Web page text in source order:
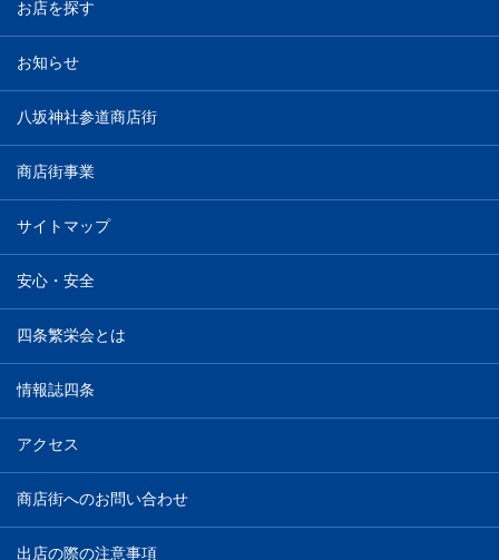
お店を探す
お知らせ
八坂神社参道商店街
商店街事業
サイトマップ
安心・安全
四条繁栄会とは
情報誌四条
アクセス
商店街へのお問い合わせ
出店の際の注意事項